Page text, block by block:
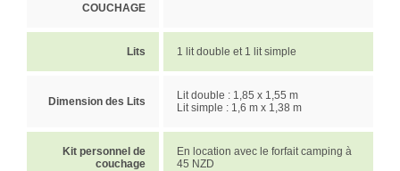
COUCHAGE
Lits 1 lit double et 1 lit simple
Dimension des Lits
Lit double : 1,85 x 1,55 m
Lit simple : 1,6 m x 1,38 m
Kit personnel de
couchage
En location avec le forfait camping à
45 NZD